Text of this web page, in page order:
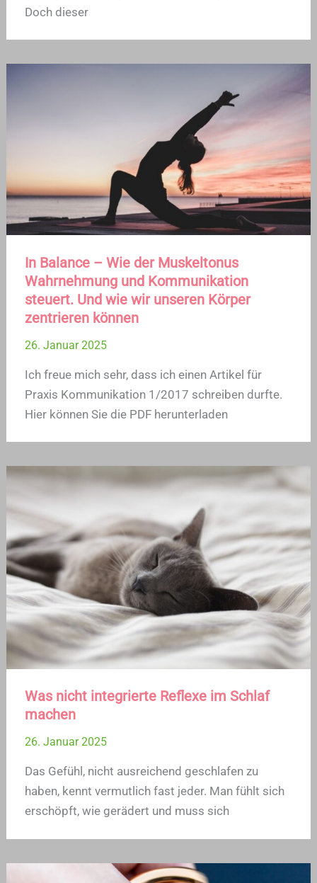
Doch dieser
In Balance – Wie der Muskeltonus
Wahrnehmung und Kommunikation
steuert. Und wie wir unseren Körper
zentrieren können
26. Januar 2025
Ich freue mich sehr, dass ich einen Artikel für
Praxis Kommunikation 1/2017 schreiben durfte.
Hier können Sie die PDF herunterladen
Was nicht integrierte Reflexe im Schlaf
machen
26. Januar 2025
Das Gefühl, nicht ausreichend geschlafen zu
haben, kennt vermutlich fast jeder. Man fühlt sich
erschöpft, wie gerädert und muss sich